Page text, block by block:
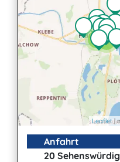
2
Leaflet|
Anfahrt
20